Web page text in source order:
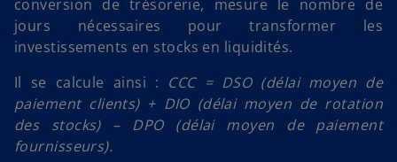
conversion de trésorerie, mesure le nombre de
jours nécessaires pour transformer les
investissements en stocks en liquidités.
Il se calcule ainsi : CCC = DSO (délai moyen de
paiement clients) + DIO (délai moyen de rotation
des stocks) – DPO (délai moyen de paiement
fournisseurs).